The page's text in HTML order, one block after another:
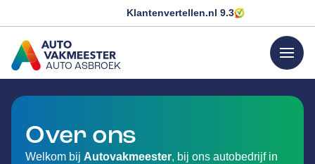
Klantenvertellen.nl 9.3
AUTO ASBROEK
GA NAAR DE HOMEPAGINA
menu
Over ons
Welkom bij Autovakmeester, bij ons autobedrijf in